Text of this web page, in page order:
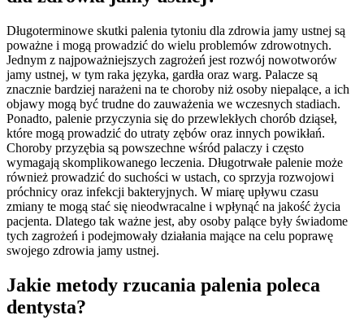
Długoterminowe skutki palenia tytoniu dla zdrowia jamy ustnej są
poważne i mogą prowadzić do wielu problemów zdrowotnych.
Jednym z najpoważniejszych zagrożeń jest rozwój nowotworów
jamy ustnej, w tym raka języka, gardła oraz warg. Palacze są
znacznie bardziej narażeni na te choroby niż osoby niepalące, a ich
objawy mogą być trudne do zauważenia we wczesnych stadiach.
Ponadto, palenie przyczynia się do przewlekłych chorób dziąseł,
które mogą prowadzić do utraty zębów oraz innych powikłań.
Choroby przyzębia są powszechne wśród palaczy i często
wymagają skomplikowanego leczenia. Długotrwałe palenie może
również prowadzić do suchości w ustach, co sprzyja rozwojowi
próchnicy oraz infekcji bakteryjnych. W miarę upływu czasu
zmiany te mogą stać się nieodwracalne i wpłynąć na jakość życia
pacjenta. Dlatego tak ważne jest, aby osoby palące były świadome
tych zagrożeń i podejmowały działania mające na celu poprawę
swojego zdrowia jamy ustnej.
Jakie metody rzucania palenia poleca
dentysta?